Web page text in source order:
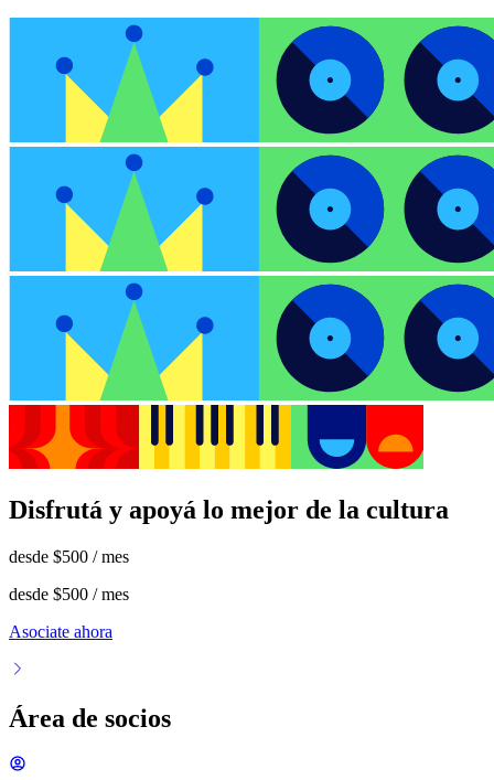
Disfrutá y apoyá lo mejor de la cultura
desde $500 / mes
desde $500 / mes
Asociate ahora
Área de socios